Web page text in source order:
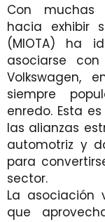
Con muchas
hacia exhibir
(MIOTA) ha
asociarse
Volkswagen,
siempre
enredo. Esta
las alianzas
automotriz y
para
sector.
La asociación
que